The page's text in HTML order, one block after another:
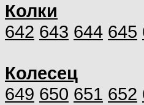
Колки
642 643 644 645
Колесец
649 650 651 652